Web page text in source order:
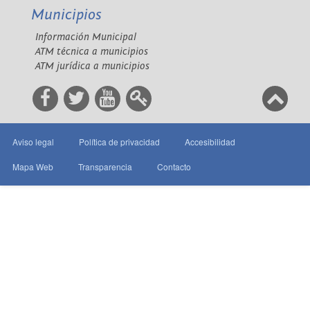
Municipios
Información Municipal
ATM técnica a municipios
ATM jurídica a municipios
Aviso legal Política de privacidad Accesibilidad
Mapa Web Transparencia Contacto